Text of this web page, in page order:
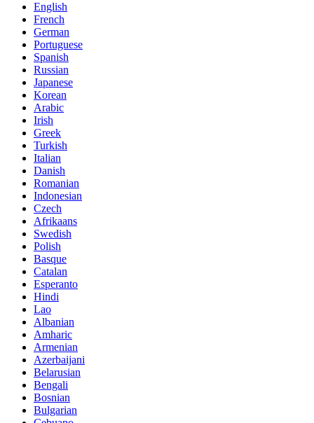
English
French
German
Portuguese
Spanish
Russian
Japanese
Korean
Arabic
Irish
Greek
Turkish
Italian
Danish
Romanian
Indonesian
Czech
Afrikaans
Swedish
Polish
Basque
Catalan
Esperanto
Hindi
Lao
Albanian
Amharic
Armenian
Azerbaijani
Belarusian
Bengali
Bosnian
Bulgarian